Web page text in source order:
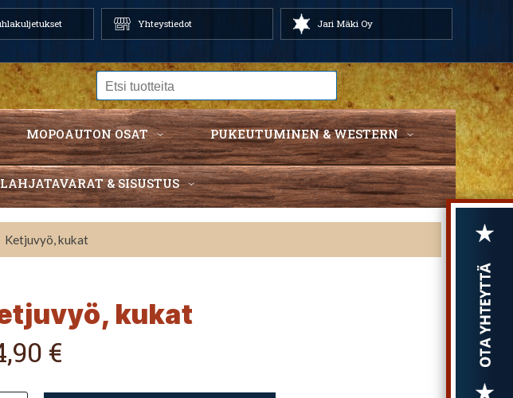
Yhteystiedot Jari Mäki Oy
MOPOAUTON OSAT PUKEUTUMINEN & WESTERN
LAHJATAVARAT & SISUSTUS
Ketjuvyö, kukat
kukat
€